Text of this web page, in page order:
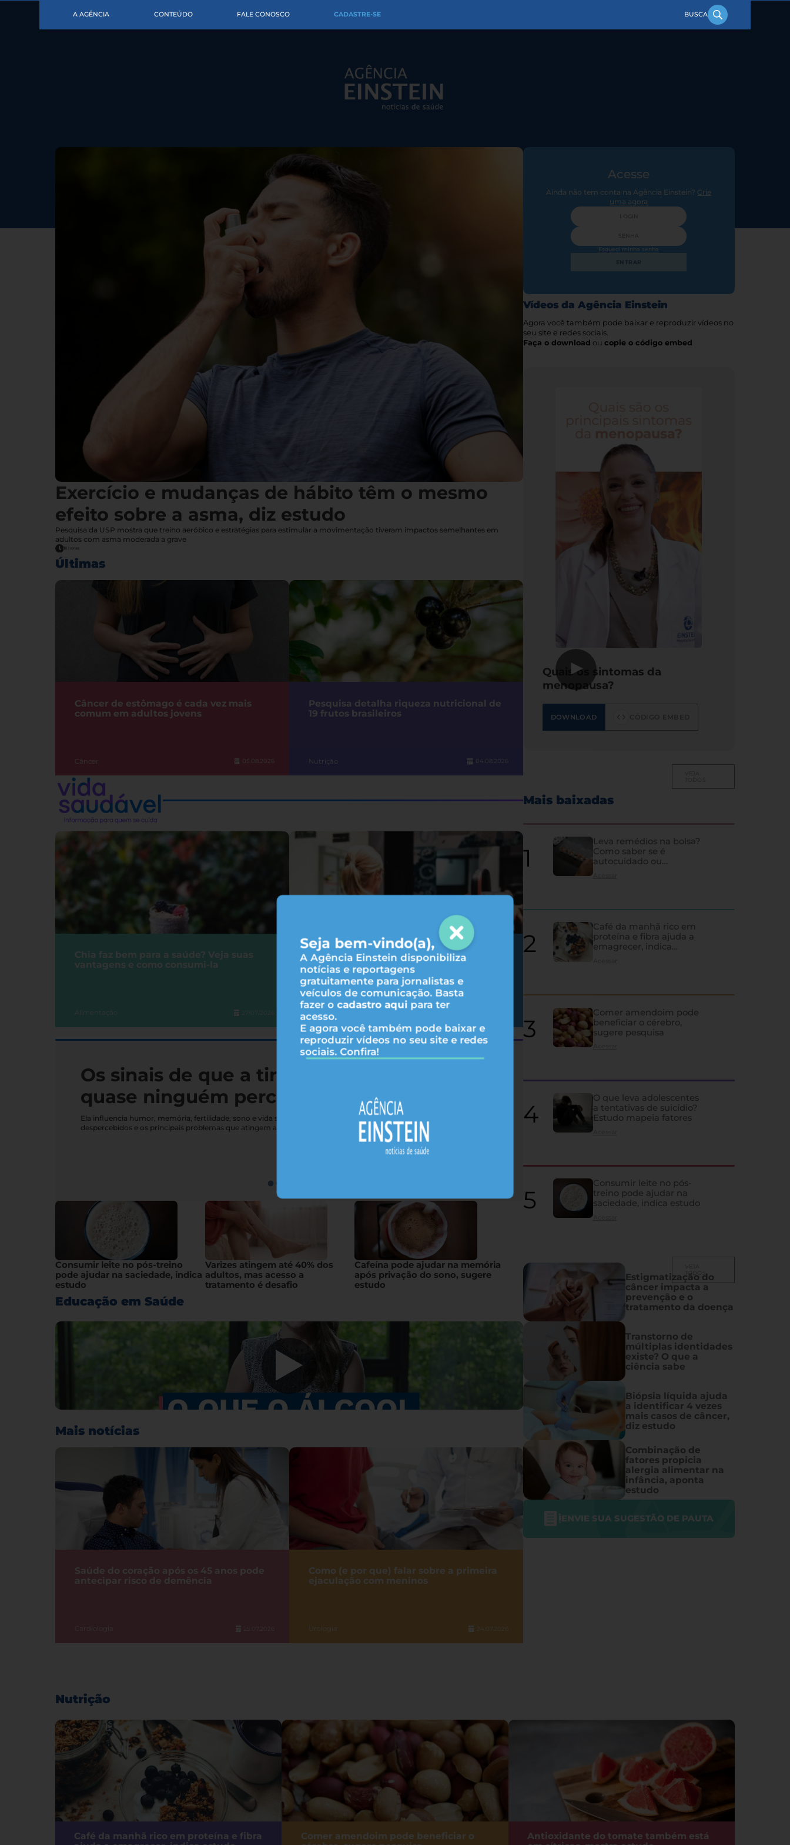
A AGÊNCIA CONTEÚDO FALE CONOSCO CADASTRE-SE
Seja bem-vindo(a),
A Agência Einstein disponibiliza
notícias e reportagens
gratuitamente para jornalistas e
veículos de comunicação. Basta
fazer ocadastro aqui para ter
acesso.
E agora você também pode baixar e
reproduzir vídeos no seu site e redes
sociais. Confira!
Exercício e mudanças de hábito têm o mesmo
efeito sobre a asma, diz estudo
Pesquisa da USP mostra que treino aeróbico e estratégias para estimular a movimentação tiveram impactos semelhantes em
adultos com asma moderada a grave
18 horas
Últimas
Câncer de estômago é cada vez mais
comum em adultos jovens
Câncer 05.08.2026
Pesquisa detalha riqueza nutricional de
19 frutos brasileiros
Nutrição 04.08.2026
Chia faz bem para a saúde? Veja suas
vantagens e como consumi-la
Alimentação 27/07/2026
Hipertrofia: 6 fatores que influenciam
nos resultados do treino
Atividade física
Os sinais de que a tireoide não vai bem — e
quase ninguém percebe
Ela influencia humor, memória, fertilidade, sono e vida sexual; conheça sintomas que costumam passar
despercebidos e os principais problemas que atingem a glândula
Idosos podem estar
do que deveriam, alerta
Artigo aponta que níveis considerados normais da vitamina podem
Consumir leite no pós-treino
pode ajudar na saciedade, indica
estudo
Varizes atingem até 40% dos
adultos, mas acesso a
tratamento é desafio
Cafeína pode ajudar na memória
após privação do sono, sugere
estudo
Educação em Saúde
Mais notícias
Saúde do coração após os 45 anos pode
antecipar risco de demência
Cardiologia 25.07.2026
Como (e por que) falar sobre a primeira
ejaculação com meninos
Urologia 24.07.2026
Acesse
Ainda não tem conta na Agência Einstein? Crie
uma agora
Esqueci minha senha
ENTRAR
Vídeos da Agência Einstein
Agora você também pode baixar e reproduzir vídeos no
seu site e redes sociais.
Faça o download ou copie o código embed
▶
Quais os sintomas da
menopausa?
DOWNLOAD
Mais baixadas
Leva remédios na bolsa?
Como saber se é
autocuidado ou
hipocondria
Acessar
Café da manhã rico em
proteína e fibra ajuda a
emagrecer, indica
Comer amendoim pode
beneficiar o cérebro,
sugere pesquisa
Acessar
O que leva adolescentes
a tentativas de suicídio?
Estudo mapeia fatores
Acessar
Consumir leite no pós-
treino pode ajudar na
saciedade, indica estudo
Acessar
TODOS
Estigmatização do
câncer impacta a
prevenção e o
tratamento da doença
Transtorno de
múltiplas identidades
existe? O que a
ciência sabe
Biópsia líquida ajuda
a identificar 4 vezes
mais casos de câncer,
diz estudo
Combinação de
fatores propicia
alergia alimentar na
infância, aponta
estudo
ENVIE SUA SUGESTÃO DE PAUTA
Nutrição
Café da manhã rico em proteína e fibra
Comer amendoim pode beneficiar o
Antioxidante do tomate também está